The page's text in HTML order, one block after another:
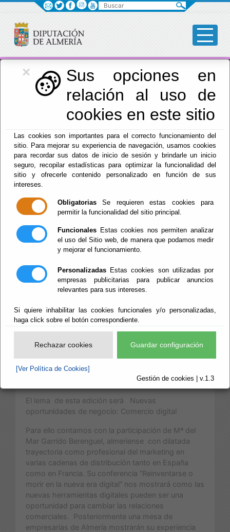
×
Sus opciones en
relación al uso de
cookies en este sitio
Las cookies son importantes para el correcto funcionamiento del
sitio. Para mejorar su experiencia de navegación, usamos cookies
para recordar sus datos de inicio de sesión y brindarle un inicio
seguro, recopilar estadísticas para optimizar la funcionalidad del
sitio y ofrecerle contenido personalizado en función de sus
intereses.
Obligatorias Se requieren estas cookies para
permitir la funcionalidad del sitio principal.
Funcionales Estas cookies nos permiten analizar
el uso del Sitio web, de manera que podamos medir
y mejorar el funcionamiento.
Personalizadas Estas cookies son utilizadas por
empresas publicitarias para publicar anuncios
relevantes para sus intereses.
Si quiere inhabilitar las cookies funcionales y/o personalizadas,
haga click sobre el botón correspondiente.
Rechazar cookies Guardar configuración
[Ver Política de Cookies]
Gestión de cookies | v.1.3
Igualdad
Menú Igualdad
economía almeriense
No vigente.
Mujeres
empresarias
como motor de la
economía
almeriense
La Delegación de Igualdad de la Diputación de
próximo 8 de Noviembre la IV Jornada: Mujeres
empresarias como motor de la economía
almeriense, dirigida a empresarias y
El lema de esta edición será Nuevas
oportunidades de negocio: Comercio digital
Para ello contamos con la participación de Mª del
Mar Garrido Berenguel, almeriense con dilatada
trayectoria como profesional del marketing en
varias cadenas de distribución tanto en España
como en Francia. Su conferencia ”Reinventarse o
morir en la nueva era digital” nos mostrará como las
nuevas herramientas digitales pueden ser una
oportunidad para cambiar las relaciones
comerciales. Posteriormente una mesa de
empresarias de Almería mostrarán su experiencia
Buscar